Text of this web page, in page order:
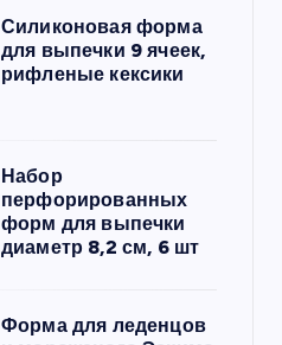
Силиконовая форма
для выпечки 9 ячеек,
рифленые кексики
Набор
перфорированных
форм для выпечки
диаметр 8,2 см, 6 шт
Форма для леденцов